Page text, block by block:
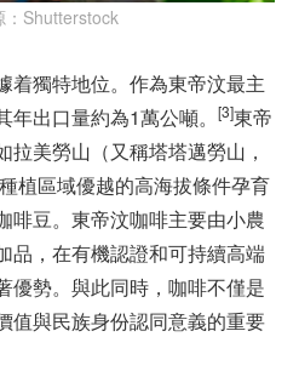
：Shutterstock
着獨特地位。作為東帝汶最主
出口量約為1萬公噸。
[3]東帝
美勞山（又稱塔塔邁勞山，
植區域優越的高海拔條件孕育
啡豆。東帝汶咖啡主要由小農
品，在有機認證和可持續高端
優勢。與此同時，咖啡不僅是
值與民族身份認同意義的重要